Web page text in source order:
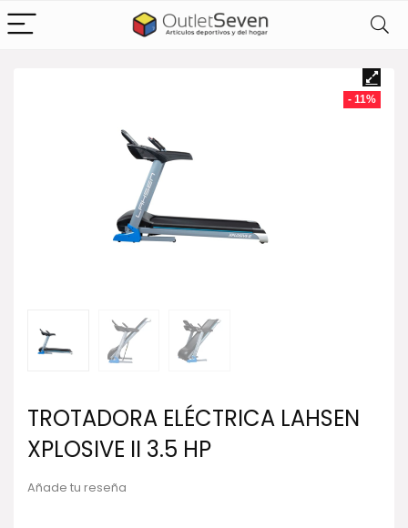
- 11%
TROTADORA ELÉCTRICA LAHSEN
XPLOSIVE II 3.5 HP
Añade tu reseña